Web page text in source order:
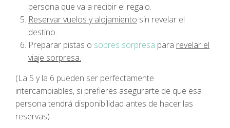
persona que va a recibir el regalo.
Reservar vuelos y alojamiento sin revelar el
destino.
Preparar pistas o sobres sorpresa para revelar el
viaje sorpresa.
(La 5 y la 6 pueden ser perfectamente
intercambiables, si prefieres asegurarte de que esa
persona tendrá disponibilidad antes de hacer las
reservas)